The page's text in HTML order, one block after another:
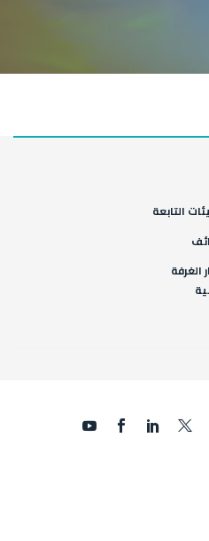
التابعة
الغرفة